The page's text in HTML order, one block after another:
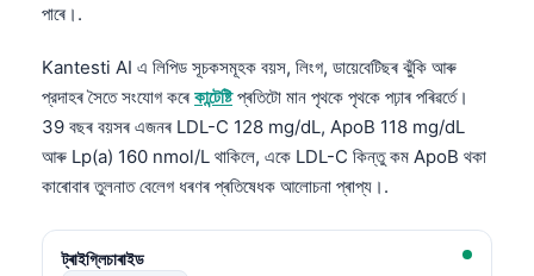
পাৰে।.
Kantesti AI এ লিপিড সূচকসমূহক বয়স, লিংগ, ডায়েবেটিছৰ ঝুঁকি আৰু
প্রদাহৰ সৈতে সংযোগ কৰে কান্টেষ্টিপ্ৰতিটো মান পৃথকে পৃথকে পঢ়াৰ পৰিৱৰ্তে।
39 বছৰ বয়সৰ এজনৰ LDL-C 128 mg/dL, ApoB 118 mg/dL
আৰু Lp(a) 160 nmol/L থাকিলে, একে LDL-C কিন্তু কম ApoB থকা
কাৰোবাৰ তুলনাত বেলেগ ধৰণৰ প্ৰতিষেধক আলোচনা প্ৰাপ্য।.
ট্ৰাইগ্লিচাৰাইড